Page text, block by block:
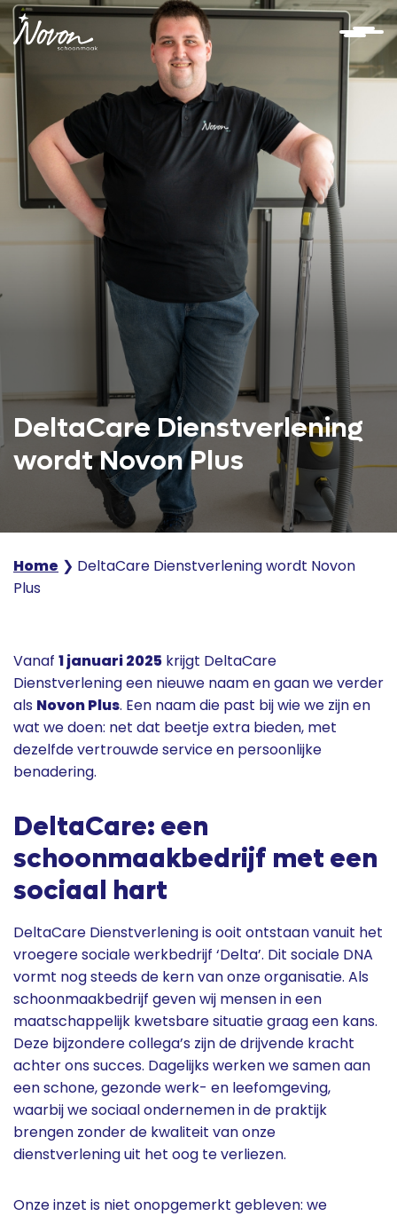
DeltaCare Dienstverlening
wordt Novon Plus
Home ❯ DeltaCare Dienstverlening wordt Novon
Plus
Vanaf 1 januari 2025 krijgt DeltaCare
Dienstverlening een nieuwe naam en gaan we verder
als Novon Plus. Een naam die past bij wie we zijn en
wat we doen: net dat beetje extra bieden, met
dezelfde vertrouwde service en persoonlijke
benadering.
DeltaCare: een
schoonmaakbedrijf met een
sociaal hart
DeltaCare Dienstverlening is ooit ontstaan vanuit het
vroegere sociale werkbedrijf ‘Delta’. Dit sociale DNA
vormt nog steeds de kern van onze organisatie. Als
schoonmaakbedrijf geven wij mensen in een
maatschappelijk kwetsbare situatie graag een kans.
Deze bijzondere collega’s zijn de drijvende kracht
achter ons succes. Dagelijks werken we samen aan
een schone, gezonde werk- en leefomgeving,
waarbij we sociaal ondernemen in de praktijk
brengen zonder de kwaliteit van onze
dienstverlening uit het oog te verliezen.
Onze inzet is niet onopgemerkt gebleven: we